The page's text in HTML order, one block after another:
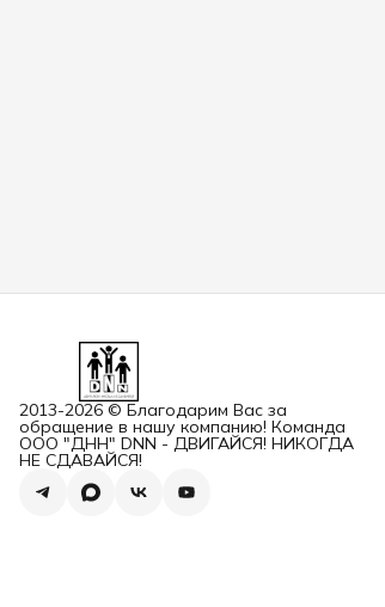
2013-2026 © Благодарим Вас за
обращение в нашу компанию! Команда
ООО "ДНН" DNN - ДВИГАЙСЯ! НИКОГДА
НЕ СДАВАЙСЯ!